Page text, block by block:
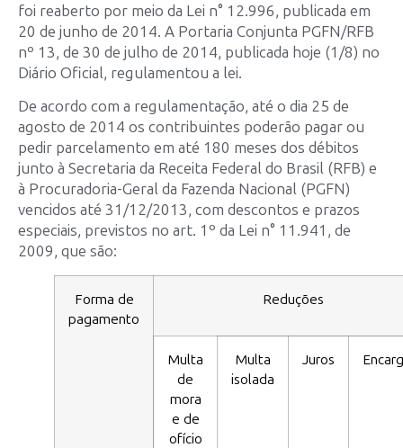
foi reaberto por meio da Lei n° 12.996, publicada em
20 de junho de 2014. A Portaria Conjunta PGFN/RFB
nº 13, de 30 de julho de 2014, publicada hoje (1/8) no
Diário Oficial, regulamentou a lei.
De acordo com a regulamentação, até o dia 25 de
agosto de 2014 os contribuintes poderão pagar ou
pedir parcelamento em até 180 meses dos débitos
junto à Secretaria da Receita Federal do Brasil (RFB) e
à Procuradoria-Geral da Fazenda Nacional (PGFN)
vencidos até 31/12/2013, com descontos e prazos
especiais, previstos no art. 1º da Lei n° 11.941, de
2009, que são:
Forma de
pagamento
Reduções
Multa
de
mora
e de
ofício
Multa
isolada
Juros